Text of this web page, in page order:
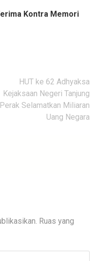
Kontra Memori
HUT ke 62 Adhyaksa
Kejaksaan Negeri Tanjung
Perak Selamatkan Miliaran
Uang Negara
Ruas yang